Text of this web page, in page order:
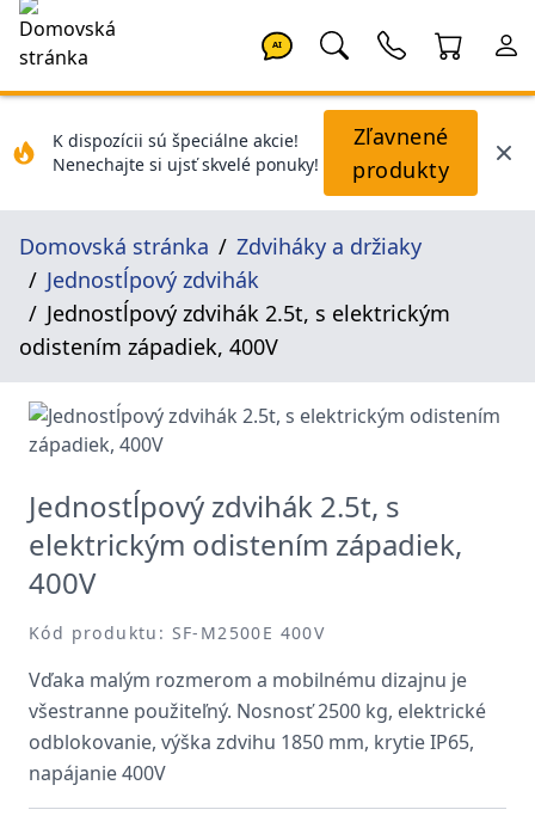
AI
K dispozícii sú špeciálne akcie!
Nenechajte si ujsť skvelé ponuky!
Zľavnené
produkty
Domovská stránka
Zdviháky a držiaky
Jednostĺpový zdvihák
Jednostĺpový zdvihák 2.5t, s elektrickým
odistením západiek, 400V
Jednostĺpový zdvihák 2.5t, s
elektrickým odistením západiek,
400V
Kód produktu: SF-M2500E 400V
Vďaka malým rozmerom a mobilnému dizajnu je
všestranne použiteľný. Nosnosť 2500 kg, elektrické
odblokovanie, výška zdvihu 1850 mm, krytie IP65,
napájanie 400V